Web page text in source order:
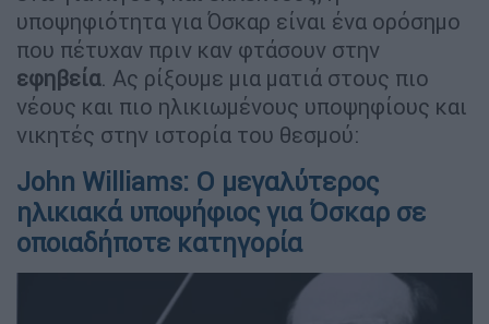
υποψηφιότητα για Όσκαρ είναι ένα ορόσημο
που πέτυχαν πριν καν φτάσουν στην
εφηβεία. Ας ρίξουμε μια ματιά στους πιο
νέους και πιο ηλικιωμένους υποψηφίους και
νικητές στην ιστορία του θεσμού:
John Williams: Ο μεγαλύτερος
ηλικιακά υποψήφιος για Όσκαρ σε
οποιαδήποτε κατηγορία